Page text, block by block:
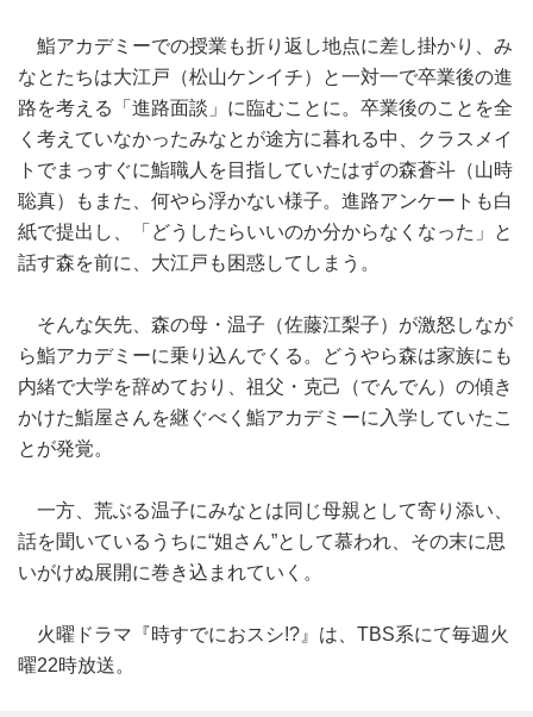
鮨アカデミーでの授業も折り返し地点に差し掛かり、み
なとたちは大江戸（松山ケンイチ）と一対一で卒業後の進
路を考える「進路面談」に臨むことに。卒業後のことを全
く考えていなかったみなとが途方に暮れる中、クラスメイ
トでまっすぐに鮨職人を目指していたはずの森蒼斗（山時
聡真）もまた、何やら浮かない様子。進路アンケートも白
紙で提出し、「どうしたらいいのか分からなくなった」と
話す森を前に、大江戸も困惑してしまう。
そんな矢先、森の母・温子（佐藤江梨子）が激怒しなが
ら鮨アカデミーに乗り込んでくる。どうやら森は家族にも
内緒で大学を辞めており、祖父・克己（でんでん）の傾き
かけた鮨屋さんを継ぐべく鮨アカデミーに入学していたこ
とが発覚。
一方、荒ぶる温子にみなとは同じ母親として寄り添い、
話を聞いているうちに“姐さん”として慕われ、その末に思
いがけぬ展開に巻き込まれていく。
火曜ドラマ『時すでにおスシ!?』は、TBS系にて毎週火
曜22時放送。